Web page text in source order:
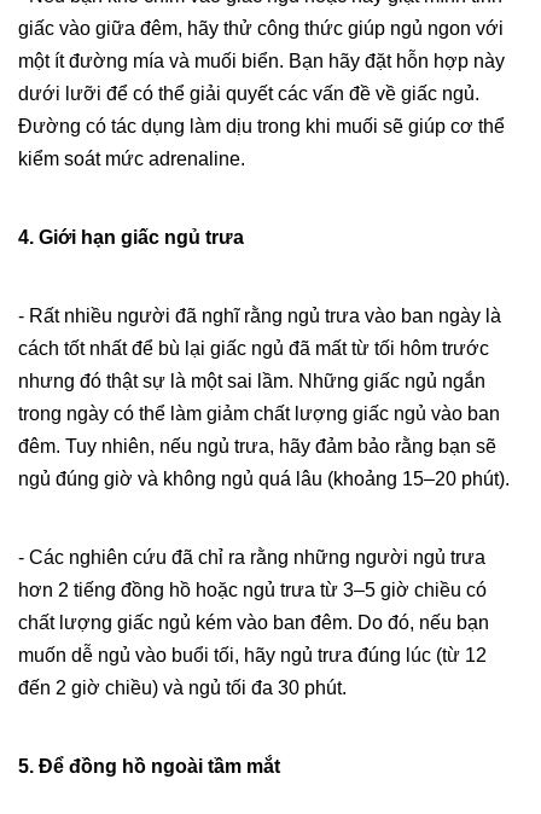
giấc vào giữa đêm, hãy thử công thức giúp ngủ ngon với
một ít đường mía và muối biển. Bạn hãy đặt hỗn hợp này
dưới lưỡi để có thể giải quyết các vấn đề về giấc ngủ.
Đường có tác dụng làm dịu trong khi muối sẽ giúp cơ thể
kiểm soát mức adrenaline.
4. Giới hạn giấc ngủ trưa
- Rất nhiều người đã nghĩ rằng ngủ trưa vào ban ngày là
cách tốt nhất để bù lại giấc ngủ đã mất từ tối hôm trước
nhưng đó thật sự là một sai lầm. Những giấc ngủ ngắn
trong ngày có thể làm giảm chất lượng giấc ngủ vào ban
đêm. Tuy nhiên, nếu ngủ trưa, hãy đảm bảo rằng bạn sẽ
ngủ đúng giờ và không ngủ quá lâu (khoảng 15–20 phút).
- Các nghiên cứu đã chỉ ra rằng những người ngủ trưa
hơn 2 tiếng đồng hồ hoặc ngủ trưa từ 3–5 giờ chiều có
chất lượng giấc ngủ kém vào ban đêm. Do đó, nếu bạn
muốn dễ ngủ vào buổi tối, hãy ngủ trưa đúng lúc (từ 12
đến 2 giờ chiều) và ngủ tối đa 30 phút.
5. Để đồng hồ ngoài tầm mắt